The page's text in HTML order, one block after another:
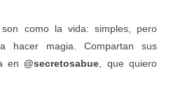
como la vida: simples, pero
hacer magia. Compartan sus
en@secretosabue , que quiero